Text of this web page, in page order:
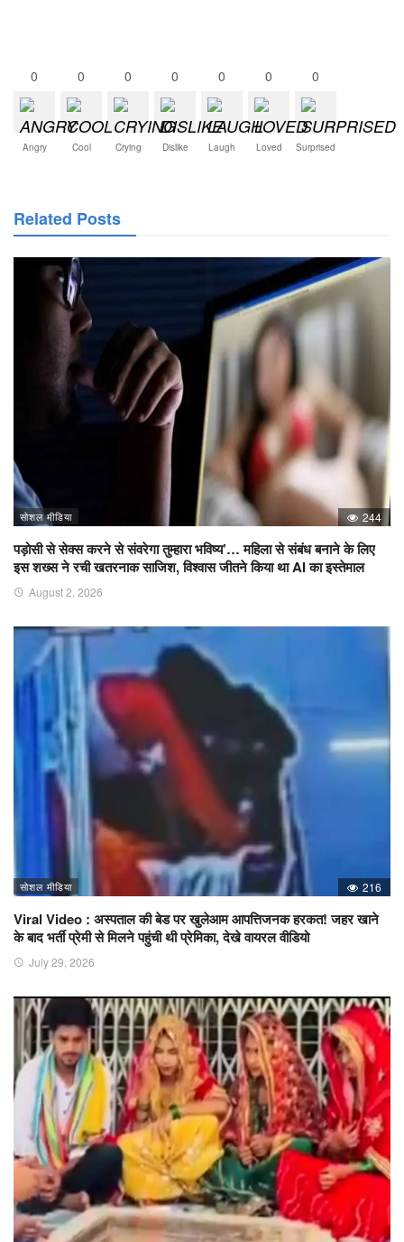
0
Angry
0
Cool
0
Crying
0
Dislike
0
Laugh
0
Loved
0
Surprised
Related Posts
सोशल मीडिया 244
पड़ोसी से सेक्स करने से संवरेगा तुम्हारा भविष्य’… महिला से संबंध बनाने के लिए
इस शख्स ने रची खतरनाक साजिश, विश्वास जीतने किया था AI का इस्तेमाल
August 2, 2026
सोशल मीडिया 216
Viral Video : अस्पताल की बेड पर खुलेआम आपत्तिजनक हरकत! जहर खाने
के बाद भर्ती प्रेमी से मिलने पहुंची थी प्रेमिका, देखे वायरल वीडियो
July 29, 2026